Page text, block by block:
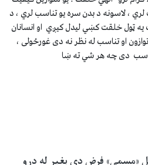
، لاسونه د بدن سره یو تناسب لري ، د
ټول خلقت کښي لیدل کیږي او انسانان
او تناسب له نظر نه دی غورځولی ،
دی چه هر شي ته ښا